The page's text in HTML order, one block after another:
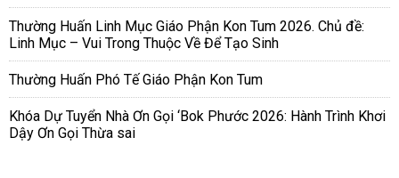
Thường Huấn Linh Mục Giáo Phận Kon Tum 2026. Chủ đề:
Linh Mục – Vui Trong Thuộc Về Để Tạo Sinh
Thường Huấn Phó Tế Giáo Phận Kon Tum
Khóa Dự Tuyển Nhà Ơn Gọi ‘Bok Phước 2026: Hành Trình Khơi
Dậy Ơn Gọi Thừa sai